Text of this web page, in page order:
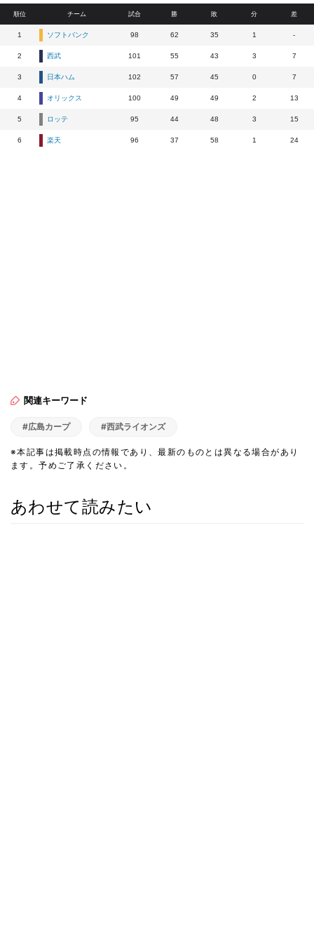
順位 チーム 試合 勝 敗 分 差
1 ソフトバンク 98 62 35 1 -
2 西武 101 55 43 3 7
3 日本ハム 102 57 45 0 7
4 オリックス 100 49 49 2 13
5 ロッテ 95 44 48 3 15
6 楽天 96 37 58 1 24
関連キーワード
#広島カープ #西武ライオンズ
※本記事は掲載時点の情報であり、最新のものとは異なる場合があり
ます。予めご了承ください。
あわせて読みたい